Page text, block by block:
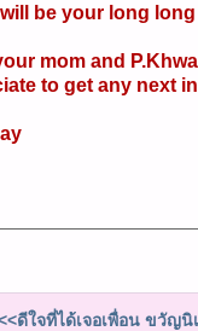
be your long
mom and
to get any next
ดีใจที่ได้เจอเพื่อน ขวัญนิ